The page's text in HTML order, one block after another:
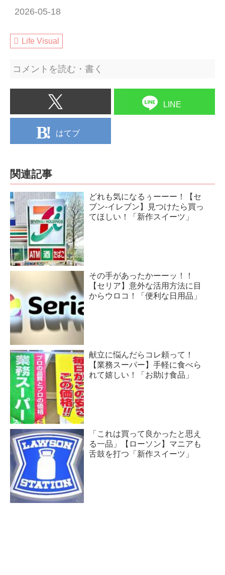
2026-05-18
Life Visual
コメントを読む・書く
LINE
はてブ
関連記事
どれも気になるぅーーー！【セ
ブン-イレブン】見つけたら買っ
てほしい！「新作スイーツ」
その手があったかーーッ！！
【セリア】意外な活用方法に目
からウロコ！「便利な日用品」
献立に悩んだらコレ頼って！
【業務スーパー】手軽に食べら
れて嬉しい！「お助け食品」
「これは買って良かったと思え
る一品」【ローソン】マニアも
舌鼓を打つ「新作スイーツ」